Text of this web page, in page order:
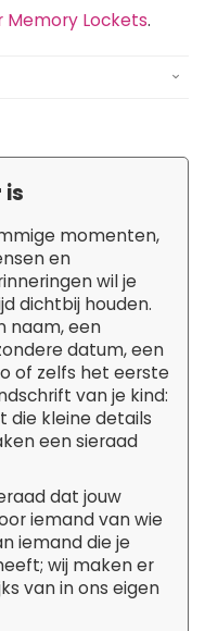
Lockets.
momenten,
en
wil je
dichtbij houden.
naam, een
datum, een
of zelfs het eerste
van je kind:
die kleine details
een sieraad
dat jouw
iemand van wie
iemand die je
wij maken er
van in ons eigen